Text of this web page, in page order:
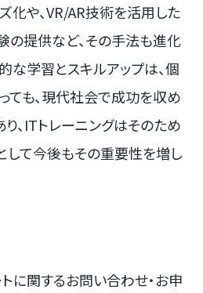
化や、VR/AR技術を活用した
提供など、その手法も進化
な学習とスキルアップは、個
ても、現代社会で成功を収め
、ITトレーニングはそのため
て今後もその重要性を増し
に関するお問い合わせ・お申